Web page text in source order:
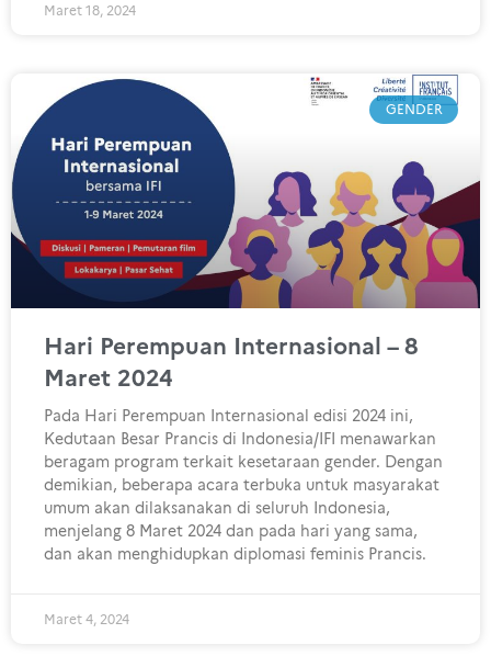
Maret 18, 2024
GENDER
Hari Perempuan Internasional – 8
Maret 2024
Pada Hari Perempuan Internasional edisi 2024 ini,
Kedutaan Besar Prancis di Indonesia/IFI menawarkan
beragam program terkait kesetaraan gender. Dengan
demikian, beberapa acara terbuka untuk masyarakat
umum akan dilaksanakan di seluruh Indonesia,
menjelang 8 Maret 2024 dan pada hari yang sama,
dan akan menghidupkan diplomasi feminis Prancis.
Maret 4, 2024